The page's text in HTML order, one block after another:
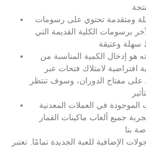
ومتقدمة تحتوي على رسومات
برسومات الكلية القديمة التي
هو إدخال الكمية المناسبة من
افتراضية لامتلاك فتحات عبر
على مفتاح الدوران، وسوف تنتظر
في العملات المعدنية
جميع ألعاب ماكينات القمار
الإضافية للعبة الجديدة تمامًا. تعتبر